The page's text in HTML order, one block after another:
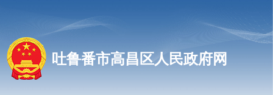
吐鲁番市高昌区人民政府网